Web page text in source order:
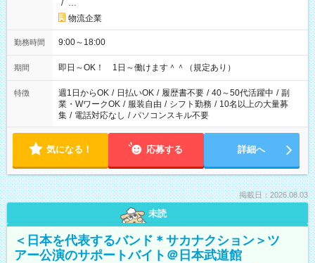
/ …
物流企業
勤務時間 9:00～18:00
期間 即日～OK！ 1日～働けます＾＾（規定あり）
特徴 週1日からOK / 日払いOK / 履歴書不要 / 40～50代活躍中 / 副
業・WワークOK / 服装自由 / シフト勤務 / 10名以上の大量募
集 / 電話対応なし / パソコンスキル不要
気になる！ 応募する 詳細へ
掲載日：2026.08.03
未読
＜日本を代表するバンド＊サカナクション＞ツ
アー公演のサポートバイト＠日本武道館